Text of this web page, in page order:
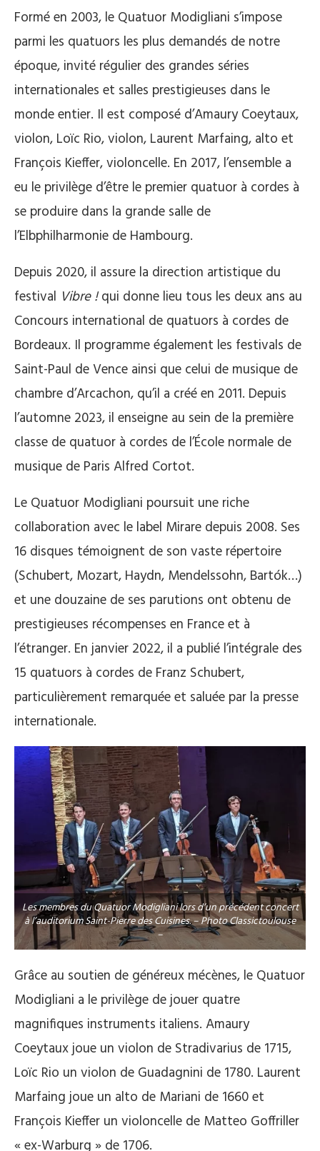
Formé en 2003, le Quatuor Modigliani s’impose
parmi les quatuors les plus demandés de notre
époque, invité régulier des grandes séries
internationales et salles prestigieuses dans le
monde entier. Il est composé d’Amaury Coeytaux,
violon, Loïc Rio, violon, Laurent Marfaing, alto et
François Kieffer, violoncelle. En 2017, l’ensemble a
eu le privilège d’être le premier quatuor à cordes à
se produire dans la grande salle de
l’Elbphilharmonie de Hambourg.
Depuis 2020, il assure la direction artistique du
festival Vibre !qui donne lieu tous les deux ans au
Concours international de quatuors à cordes de
Bordeaux. Il programme également les festivals de
Saint-Paul de Vence ainsi que celui de musique de
chambre d’Arcachon, qu’il a créé en 2011. Depuis
l’automne 2023, il enseigne au sein de la première
classe de quatuor à cordes de l’École normale de
musique de Paris Alfred Cortot.
Le Quatuor Modigliani poursuit une riche
collaboration avec le label Mirare depuis 2008. Ses
16 disques témoignent de son vaste répertoire
(Schubert, Mozart, Haydn, Mendelssohn, Bartók…)
et une douzaine de ses parutions ont obtenu de
prestigieuses récompenses en France et à
l’étranger. En janvier 2022, il a publié l’intégrale des
15 quatuors à cordes de Franz Schubert,
particulièrement remarquée et saluée par la presse
internationale.
Les membres du Quatuor Modigliani lors d’un précédent concert
à l’auditorium Saint-Pierre des Cuisines. – Photo Classictoulouse
–
Grâce au soutien de généreux mécènes, le Quatuor
Modigliani a le privilège de jouer quatre
magnifiques instruments italiens. Amaury
Coeytaux joue un violon de Stradivarius de 1715,
Loïc Rio un violon de Guadagnini de 1780. Laurent
Marfaing joue un alto de Mariani de 1660 et
François Kieffer un violoncelle de Matteo Goffriller
« ex-Warburg » de 1706.